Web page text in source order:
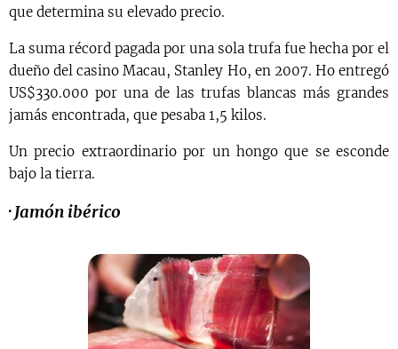
que determina su elevado precio.
La suma récord pagada por una sola trufa fue hecha por el
dueño del casino Macau, Stanley Ho, en 2007. Ho entregó
US$330.000 por una de las trufas blancas más grandes
jamás encontrada, que pesaba 1,5 kilos.
Un precio extraordinario por un hongo que se esconde
bajo la tierra.
·Jamón ibérico